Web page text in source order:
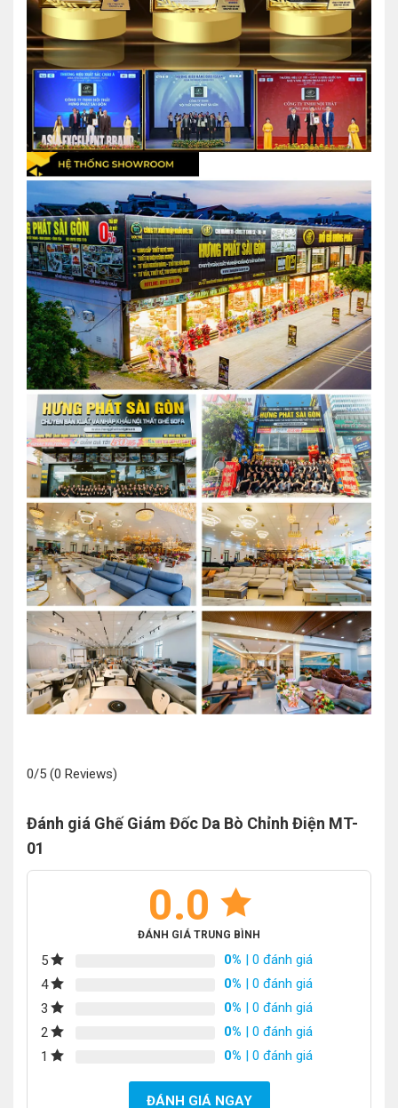
0/5 (0 Reviews)
Đánh giá Ghế Giám Đốc Da Bò Chỉnh Điện MT-
01
0.0
ĐÁNH GIÁ TRUNG BÌNH
5 0% | 0 đánh giá
4
0% | 0 đánh giá
3
0% | 0 đánh giá
2
0% | 0 đánh giá
1
0% | 0 đánh giá
ĐÁNH GIÁ NGAY